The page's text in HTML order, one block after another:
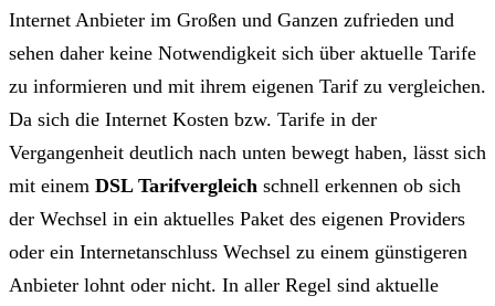
Internet Anbieter im Großen und Ganzen zufrieden und
sehen daher keine Notwendigkeit sich über aktuelle Tarife
zu informieren und mit ihrem eigenen Tarif zu vergleichen.
Da sich die Internet Kosten bzw. Tarife in der
Vergangenheit deutlich nach unten bewegt haben, lässt sich
mit einem DSL Tarifvergleich schnell erkennen ob sich
der Wechsel in ein aktuelles Paket des eigenen Providers
oder ein Internetanschluss Wechsel zu einem günstigeren
Anbieter lohnt oder nicht. In aller Regel sind aktuelle